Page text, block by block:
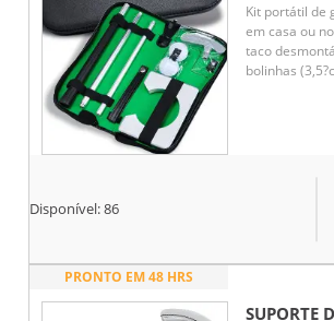
Kit portátil de
em casa ou
taco
bolinhas
Disponível:86
PRONTO EM 48 HRS
SUPORTE